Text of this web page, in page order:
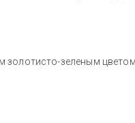
зеленым